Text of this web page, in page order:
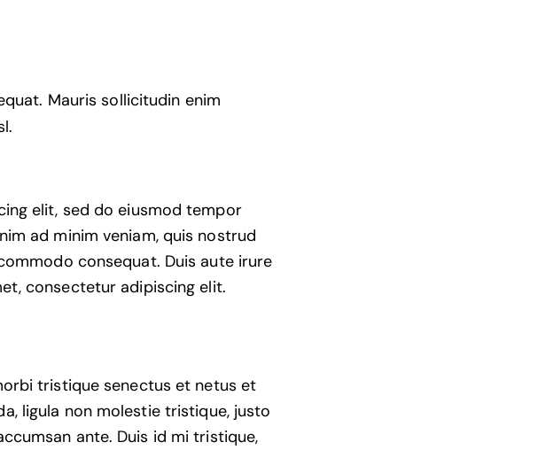
Mauris sollicitudin enim
elit, sed do eiusmod tempor
ad minim veniam, quis nostrud
consequat. Duis aute irure
consectetur adipiscing elit.
tristique senectus et netus et
ligula non molestie tristique, justo
ante. Duis id mi tristique,